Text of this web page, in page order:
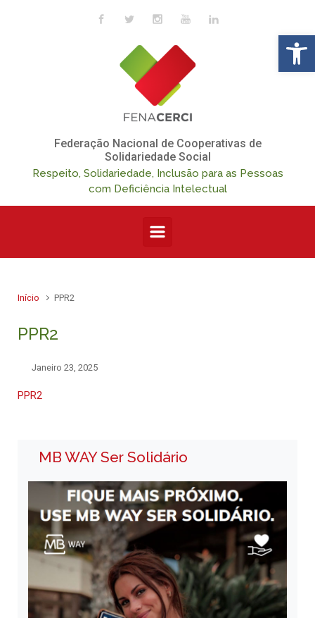
Skip to main content
Federação Nacional de Cooperativas de
Solidariedade Social
Respeito, Solidariedade, Inclusão para as Pessoas
com Deficiência Intelectual
Início PPR2
PPR2
Janeiro 23, 2025
PPR2
MB WAY Ser Solidário